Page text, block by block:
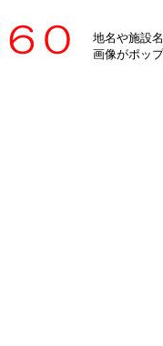
地名や施設
画像がポッ